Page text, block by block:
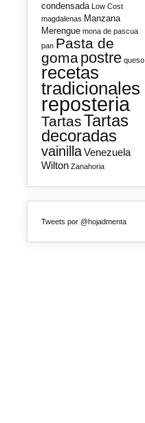
condensada
Low Cost
magdalenas Manzana
Merengue mona de pascua
pan Pasta de
gomapostre queso
recetas
tradicionales
reposteria
TartasTartas
decoradas
vainillaVenezuela
Wilton Zanahoria
Tweets por @hojadmenta